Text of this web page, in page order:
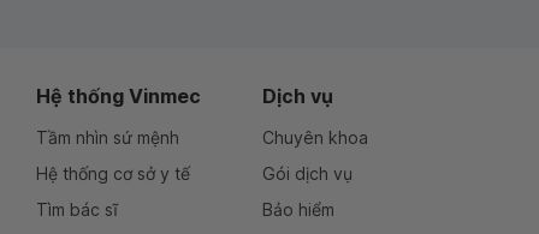
Hệ thống Vinmec
Tầm nhìn sứ mệnh
Hệ thống cơ sở y tế
Tìm bác sĩ
Dịch vụ
Chuyên khoa
Gói dịch vụ
Bảo hiểm